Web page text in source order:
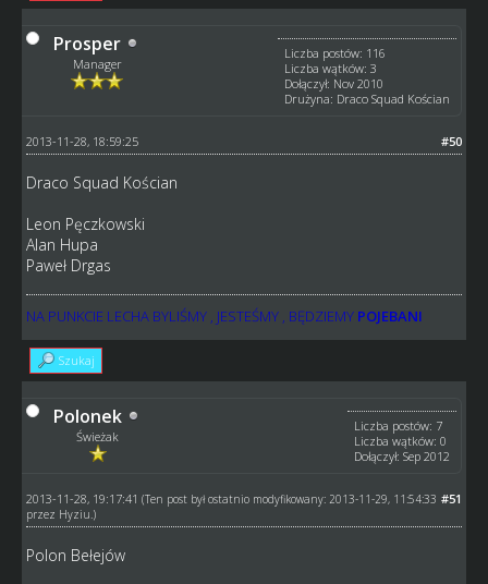
Prosper
Manager
Liczba postów: 116
Liczba wątków: 3
Dołączył: Nov 2010
Drużyna: Draco Squad Kościan
#50
2013-11-28, 18:59:25
Draco Squad Kościan
Leon Pęczkowski
Alan Hupa
Paweł Drgas
NA PUNKCIE LECHA BYLIŚMY , JESTEŚMY , BĘDZIEMY POJEBANI
Szukaj
Polonek
Świeżak
Liczba postów: 7
Liczba wątków: 0
Dołączył: Sep 2012
#51
2013-11-28, 19:17:41 (Ten post był ostatnio modyfikowany: 2013-11-29, 11:54:33
przez Hyziu .)
Polon Bełejów